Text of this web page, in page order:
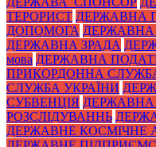
ТЕРОРИСТ ДЕРЖАВНА
ДОПОМОГА ДЕРЖАВНА
ДЕРЖАВНА ЗРАДА
мова ДЕРЖАВНА
ПРИКОРДОННА
СЛУЖБА УКРАЇНИ
СУБВЕНЦІЯ
РОЗСЛІДУВАННЬ
ДЕРЖАВНЕ КОСМІЧНЕ